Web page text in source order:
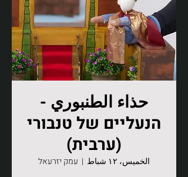
حذاء الطنبوري -
הנעליים של טנבורי
(ערבית)
الخميس، ١٢ شباط
  |
עמק יזרעאל